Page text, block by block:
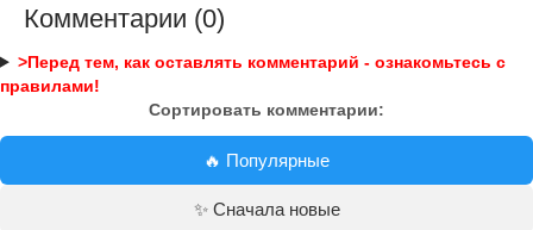
Комментарии (0)
>Перед тем, как оставлять комментарий - ознакомьтесь с
правилами!
Сортировать комментарии:
🔥 Популярные
✨ Сначала новые